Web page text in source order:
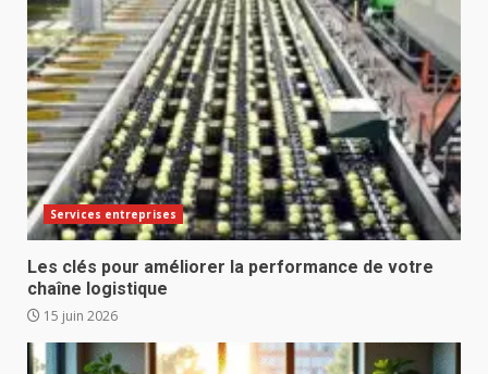
Services entreprises
Les clés pour améliorer la performance de votre
chaîne logistique
15 juin 2026